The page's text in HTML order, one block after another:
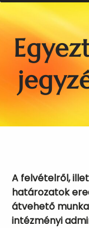
A felvételről,
határozatok
átvehető
intézményi